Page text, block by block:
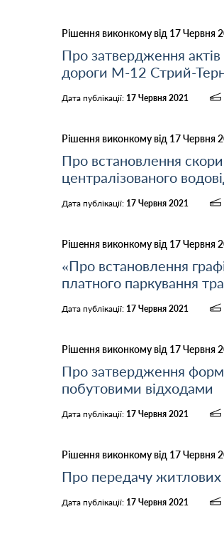
Рішення виконкому від 17 Червня
Про затвердження
дороги М-12 Стрий-
Дата публікації: 17 Червня 2021
Рішення виконкому від 17 Червня
Про встановлення
централізованого
Дата публікації: 17 Червня 2021
Рішення виконкому від 17 Червня
«Про встановлення
платного паркування
Дата публікації: 17 Червня 2021
Рішення виконкому від 17 Червня
Про затвердження форм
побутовими відходами
Дата публікації: 17 Червня 2021
Рішення виконкому від 17 Червня
Про передачу житлових
Дата публікації: 17 Червня 2021